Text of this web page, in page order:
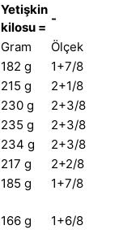
Yetişkin
kilosu =
-
Gram
Ölçek
182 g
1+7/8
215 g
2+1/8
230 g
2+3/8
235 g
2+3/8
234 g
2+3/8
217 g
2+2/8
185 g
1+7/8
166 g 1+6/8